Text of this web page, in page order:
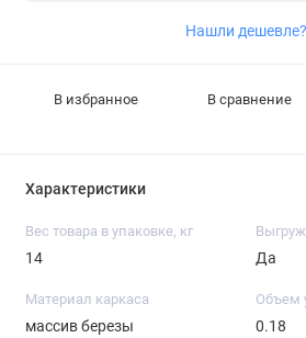
Нашли дешевле?
В избранное В сравнение
Характеристики
Вес товара в упаковке, кг
14 Да
Материал каркаса
массив березы
Объем
0.18